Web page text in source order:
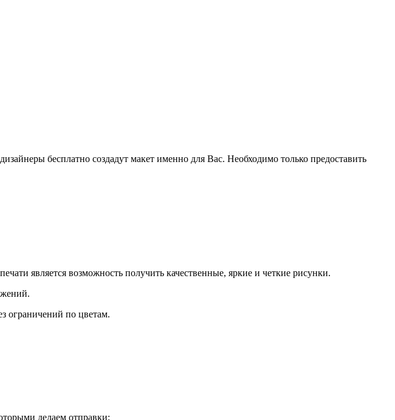
бесплатно создадут макет именно для Вас. Необходимо только предоставить
является возможность получить качественные, яркие и четкие рисунки.
ограничений по цветам.
делаем отправки: